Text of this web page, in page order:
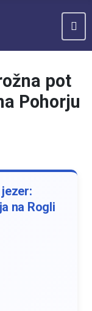
pot
Pohorju
na Rogli